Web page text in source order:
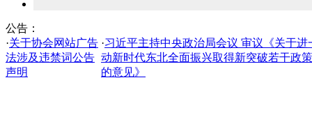
公告：
·关于协会网站广告
法涉及违禁词公告
声明
·习近平主持中央政治局会议 审议《关于进
动新时代东北全面振兴取得新突破若干政
的意见》